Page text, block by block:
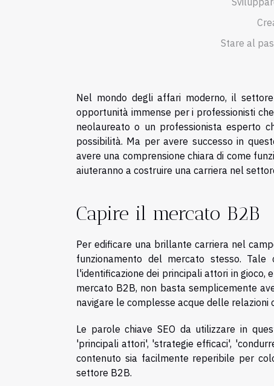
Stare al
Nel mondo degli affari moderno, il
opportunità immense per i professionisti
neolaureato o un professionista esperto
possibilità. Ma per avere successo in
avere una comprensione chiara di come
aiuteranno a costruire una carriera nel
Capire il mercato B2B
Per edificare una brillante carriera nel
funzionamento del mercato stesso.
l'identificazione dei principali attori in gioco,
mercato B2B, non basta semplicemente
navigare le complesse acque delle relazioni
Le parole chiave SEO da utilizzare in
'principali attori', 'strategie efficaci',
contenuto sia facilmente reperibile per
settore B2B.